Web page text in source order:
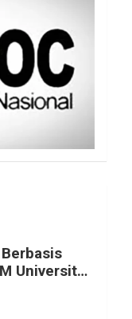
Universitas
AI Barcode